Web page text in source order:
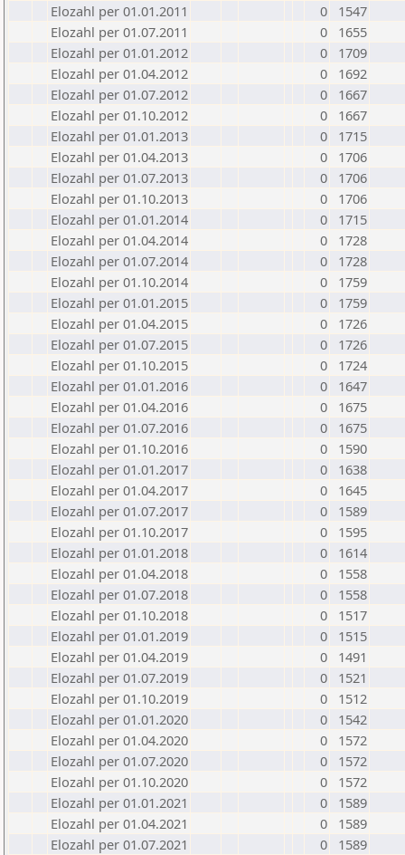
Elozahl per 01.01.2011
0
1547
Elozahl per 01.07.2011
0
1655
Elozahl per 01.01.2012
0
1709
Elozahl per 01.04.2012
0
1692
Elozahl per 01.07.2012
0
1667
Elozahl per 01.10.2012
0
1667
Elozahl per 01.01.2013
0
1715
Elozahl per 01.04.2013
0
1706
Elozahl per 01.07.2013
0
1706
Elozahl per 01.10.2013
0
1706
Elozahl per 01.01.2014
0
1715
Elozahl per 01.04.2014
0
1728
Elozahl per 01.07.2014
0
1728
Elozahl per 01.10.2014
0
1759
Elozahl per 01.01.2015
0
1759
Elozahl per 01.04.2015
0
1726
Elozahl per 01.07.2015
0
1726
Elozahl per 01.10.2015
0
1724
Elozahl per 01.01.2016
0
1647
Elozahl per 01.04.2016
0
1675
Elozahl per 01.07.2016
0
1675
Elozahl per 01.10.2016
0
1590
Elozahl per 01.01.2017
0
1638
Elozahl per 01.04.2017
0
1645
Elozahl per 01.07.2017
0
1589
Elozahl per 01.10.2017
0
1595
Elozahl per 01.01.2018
0
1614
Elozahl per 01.04.2018
0
1558
Elozahl per 01.07.2018
0
1558
Elozahl per 01.10.2018
0
1517
Elozahl per 01.01.2019
0
1515
Elozahl per 01.04.2019
0
1491
Elozahl per 01.07.2019
0
1521
Elozahl per 01.10.2019
0
1512
Elozahl per 01.01.2020
0
1542
Elozahl per 01.04.2020
0
1572
Elozahl per 01.07.2020
0
1572
Elozahl per 01.10.2020
0
1572
Elozahl per 01.01.2021
0
1589
Elozahl per 01.04.2021
0
1589
Elozahl per 01.07.2021
0
1589